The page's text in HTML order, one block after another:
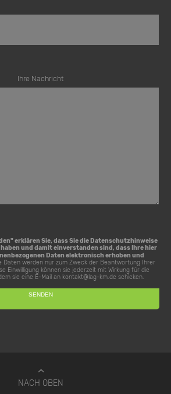
Ihre Nachricht
erklären Sie, dass Sie dieDatenschutzhinweise
und damit einverstanden sind, dass Ihre hier
Daten elektronisch erhoben und
Daten werden nur zum Zweck der Beantwortung Ihrer
Einwilligung können sie jederzeit mit Wirkung für die
sie eine E-Mail an kontakt@lag-km.de schicken.
NACH OBEN